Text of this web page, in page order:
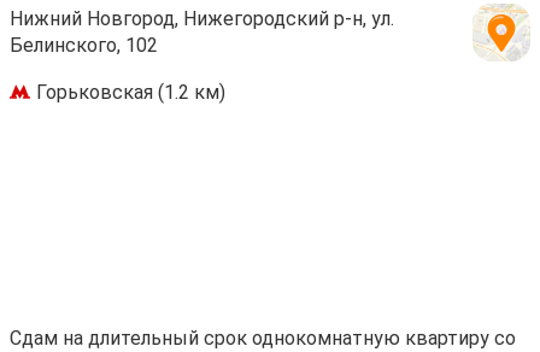
Нижний Новгород, Нижегородский р-н, ул.
Белинского, 102
Горьковская (1.2 км)
Сдам на длительный срок однокомнатную квартиру со